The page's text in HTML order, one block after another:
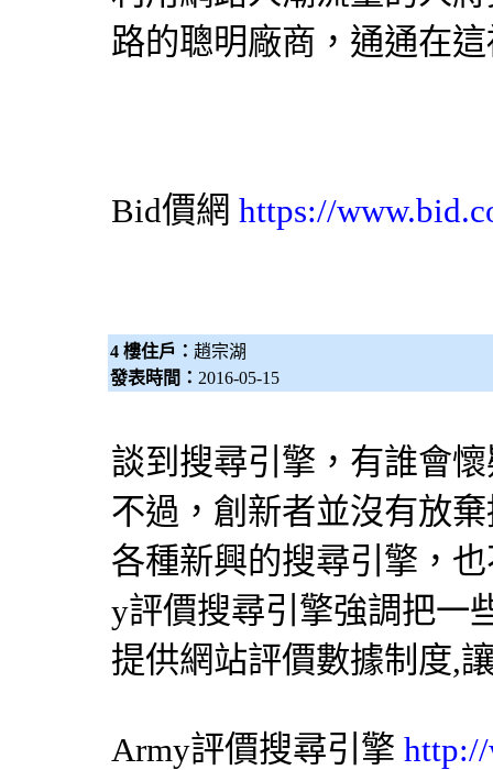
路的聰明廠商，通通在
Bid價網 https://
4 樓住戶： 趙宗湖
發表時間： 2016-05-15
談到 搜尋引擎 ，有誰會
不過，創新者並沒有放
各種新興的搜尋引擎 ，
y評價搜尋引擎強調把一
提供網站評價數據制度,
Army評價搜尋引擎